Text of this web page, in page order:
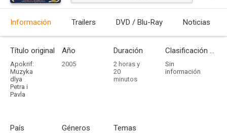
Información Trailers DVD / Blu-Ray Noticias
Título original
Apokrif:
Muzyka
dlya
Petra i
Pavla
Año
2005
Duración
2 horas y
20
minutos
Clasificación por edades
Sin
información
País Géneros Temas